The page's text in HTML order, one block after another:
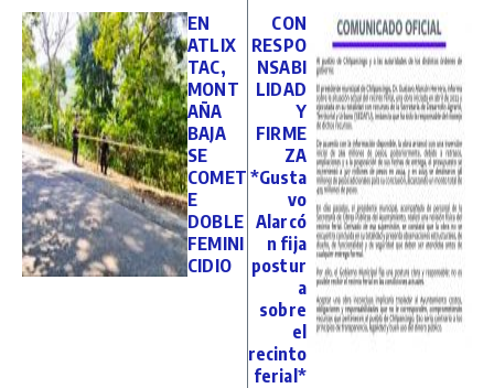
EN
ATLIX
TAC,
MONT
AÑA
BAJA
SE
COMET
E
DOBLE
FEMINI
CIDIO
CON
RESPO
NSABI
LIDAD
Y
FIRME
ZA
*Gusta
vo
Alarcó
n fija
postur
a
sobre
el
recinto
ferial*